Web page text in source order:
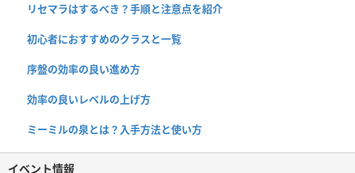
リセマラはするべき？手順と注意点を紹介
初心者におすすめのクラスと一覧
序盤の効率の良い進め方
効率の良いレベルの上げ方
ミーミルの泉とは？入手方法と使い方
イベント情報